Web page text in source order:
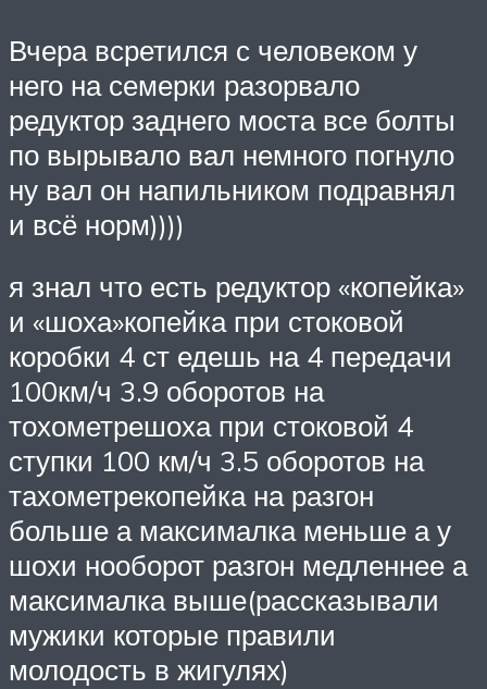
Вчера всретился с человеком у
него на семерки разорвало
редуктор заднего моста все болты
по вырывало вал немного погнуло
ну вал он напильником подравнял
и всё норм))))
я знал что есть редуктор «копейка»
и «шоха»копейка при стоковой
коробки 4 ст едешь на 4 передачи
100км/ч 3.9 оборотов на
тохометрешоха при стоковой 4
ступки 100 км/ч 3.5 оборотов на
тахометрекопейка на разгон
больше а максималка меньше а у
шохи нооборот разгон медленнее а
максималка выше(рассказывали
мужики которые правили
молодость в жигулях)